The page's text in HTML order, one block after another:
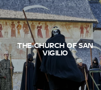
THE CHURCH OF SAN
VIGILIO